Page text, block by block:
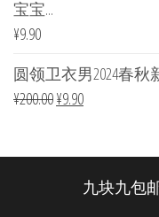
宝宝...
¥9.90
圆领卫衣男2024春
¥200.00¥9.90
九块九包